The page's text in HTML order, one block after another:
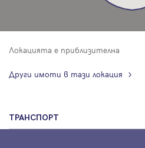
Локацията е приблизителна
Други имоти в тази локация
ТРАНСПОРТ